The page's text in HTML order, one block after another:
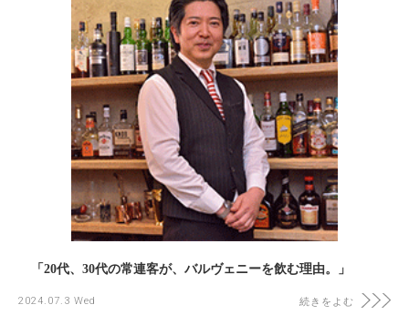
「20代、30代の常連客が、バルヴェニーを飲む理由。」
2024.07.3 Wed 続きをよむ